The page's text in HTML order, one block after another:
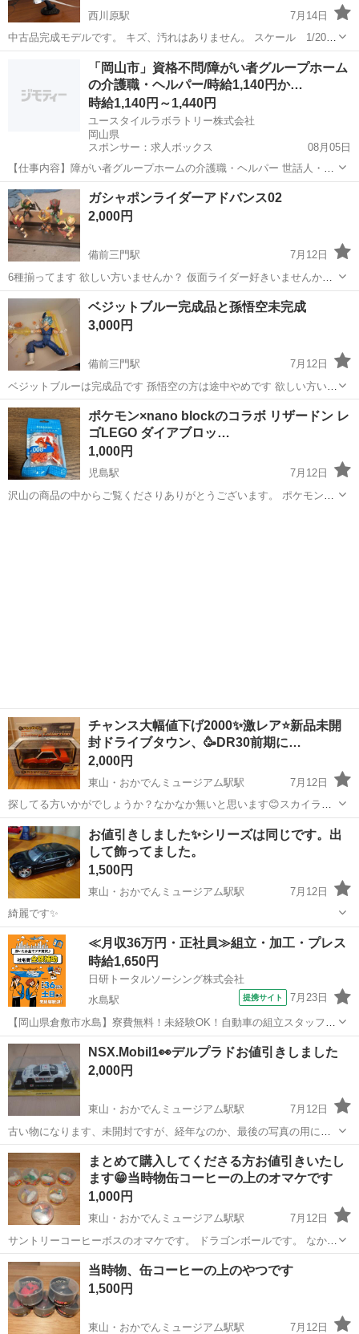
西川原駅
7月14日
中古品完成モデルです。 キズ、汚れはありません。 スケール 1/200
全長 約29㎝ 全幅 約30.5㎝ ABS樹脂製 よろしくお願い致します。
西川原駅 模型、プラモデル スケール
「岡山市」資格不問/障がい者グループホーム
の介護職・ヘルパー/時給1,140円か…
時給1,140円～1,440円
ユースタイルラボラトリー株式会社
岡山県
スポンサー：求人ボックス
08月05日
【仕事内容】障がい者グループホームの介護職・ヘルパー 世話人・生
活支援員としての業務を行っていただきます。 <主な業務内容> お食
事の準備 食事・入浴・就寝の支援 日常生活の相談業務 健康管理、記
録 就業支援施設への送り出し など...
アルバイト・パート
ガシャポンライダーアドバンス02
2,000円
備前三門駅
7月12日
6種揃ってます 欲しい方いませんか？ 仮面ライダー好きいませんか？
よろしくお願いします
岡山 岡山市 備前三門駅 模型、プラモデル
仮面ライダー
ベジットブルー完成品と孫悟空未完成
3,000円
備前三門駅
7月12日
ベジットブルーは完成品です 孫悟空の方は途中やめです 欲しい方いま
せんか？
岡山 岡山市 模型、プラモデル
ポケモン×nano blockのコラボ リザードン レ
ゴLEGO ダイアブロッ…
1,000円
児島駅
7月12日
沢山の商品の中からご覧くださりありがとうございます。 ポケモン
チャンス大幅値下げ2000✨激レア⭐新品未開
封ドライブタウン、🥳DR30前期に…
2,000円
東山・おかでんミュージアム駅駅
7月12日
探してる方いかがでしょうか？なかなか無いと思います😊スカイライ
ン好きな方、30好きな方どうぞ😁
岡山 岡山市 東山・おかでんミュージアム駅駅
模型、プラモデル 新品
お値引きしました✨シリーズは同じです。出
して飾ってました。
1,500円
東山・おかでんミュージアム駅駅
7月12日
綺麗です✨
岡山 岡山市 東山・おかでんミュージアム駅駅
模型、プラモデル 出して
≪月収36万円・正社員≫組立・加工・プレス
時給1,650円
日研トータルソーシング株式会社
水島駅
提携サイト 7月23日
【岡山県倉敷市水島】寮費無料！未経験OK！自動車の組立スタッフ
《お仕事No.NS0089》 お仕事について 車の組立作業です。専用レール
に乗って流れてくる車の骨組みに、車内外の各部品・ハンドル・足回
り・ドア・シートなどの各...
岡山 倉敷市 その他
NSX.Mobil1👀デルプラドお値引きしました
2,000円
東山・おかでんミュージアム駅駅
7月12日
古い物になります、未開封ですが、経年なのか、最後の写真の用に、
開いてますが中身は綺麗です😁HONDA好きな方いかがでしょうか🫡
岡山 岡山市 東山・おかでんミュージアム駅駅
模型、プラモデル NSX
まとめて購入してくださる方お値引きいたし
ます😁当時物缶コーヒーの上のオマケです
1,000円
東山・おかでんミュージアム駅駅
7月12日
サントリーコーヒーボスのオマケです。 ドラゴンボールです。 なかな
か珍しいのでわないでしょうか👀 一つ150円計算です。 後占いババア
は裏の押さえ紙がなかったので出して、撮ってみました。
岡山 岡山市 東山・おかでんミュージアム駅駅
模型、プラモデル 缶コーヒー
当時物、缶コーヒーの上のやつです
1,500円
東山・おかでんミュージアム駅駅
7月12日